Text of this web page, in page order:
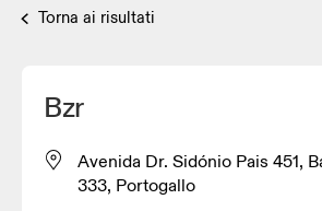
Torna ai risultati
Bzr
Avenida Dr. Sidónio Pais 451,
333, Portogallo